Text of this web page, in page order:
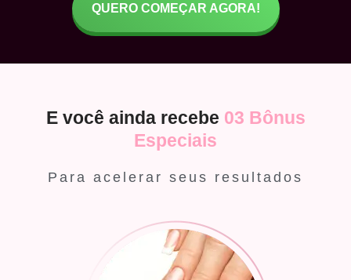
QUERO COMEÇAR AGORA!
E você ainda recebe 03 Bônus
Especiais
Para acelerar seus resultados